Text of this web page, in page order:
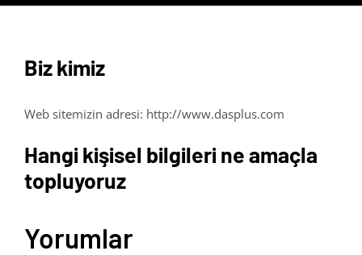
Biz kimiz
Web sitemizin adresi: http://www.dasplus.com
Hangi kişisel bilgileri ne amaçla
topluyoruz
Yorumlar